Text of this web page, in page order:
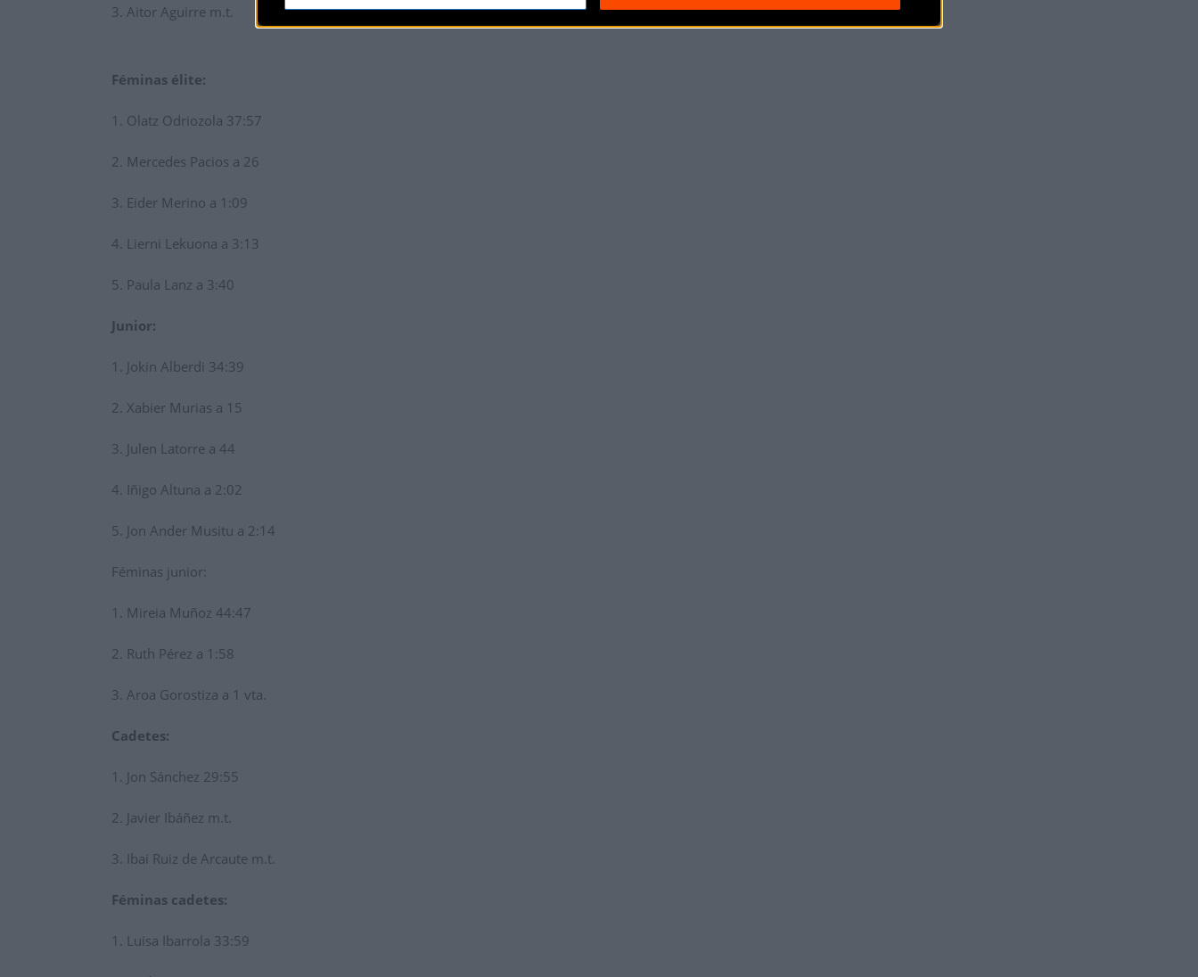
3. Aitor Aguirre m.t.
Féminas élite:
1. Olatz Odriozola 37:57
2. Mercedes Pacios a 26
3. Eider Merino a 1:09
4. Lierni Lekuona a 3:13
5. Paula Lanz a 3:40
Junior:
1. Jokin Alberdi 34:39
2. Xabier Murias a 15
3. Julen Latorre a 44
4. Iñigo Altuna a 2:02
5. Jon Ander Musitu a 2:14
Féminas junior:
1. Mireia Muñoz 44:47
2. Ruth Pérez a 1:58
3. Aroa Gorostiza a 1 vta.
Cadetes:
1. Jon Sánchez 29:55
2. Javier Ibáñez m.t.
3. Ibai Ruiz de Arcaute m.t.
Féminas cadetes:
1. Luisa Ibarrola 33:59